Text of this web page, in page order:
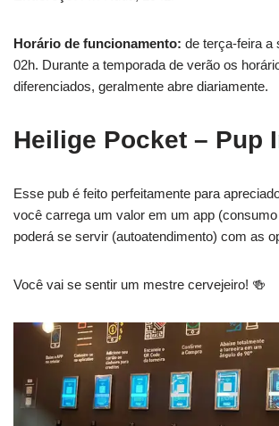
Horário de funcionamento: de terça-feira a
02h. Durante a temporada de verão os
diferenciados, geralmente abre diariamente.
Heilige Pocket – Pup
Esse pub é feito perfeitamente para
você carrega um valor em um app
poderá se servir (autoatendimento) com as
Você vai se sentir um mestre cervejeiro! 🍻